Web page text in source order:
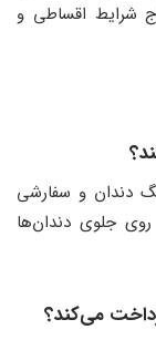
شرایط اقساطی و
دندان و سفارشی
جلوی دندان‌ها
می‌کند؟